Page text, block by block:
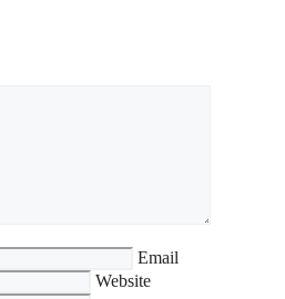
Email
Website